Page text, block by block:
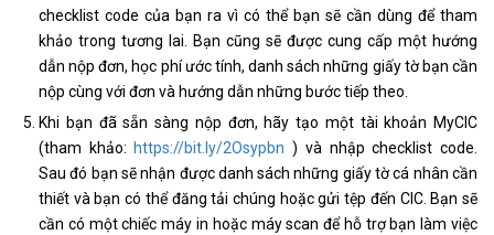
checklist code của bạn ra vì có thể bạn sẽ cần dùng để tham
khảo trong tương lai. Bạn cũng sẽ được cung cấp một hướng
dẫn nộp đơn, học phí ước tính, danh sách những giấy tờ bạn cần
nộp cùng với đơn và hướng dẫn những bước tiếp theo.
Khi bạn đã sẵn sàng nộp đơn, hãy tạo một tài khoản MyCIC
(tham khảo: https://bit.ly/2Osypbn ) và nhập checklist code.
Sau đó bạn sẽ nhận được danh sách những giấy tờ cá nhân cần
thiết và bạn có thể đăng tải chúng hoặc gửi tệp đến CIC. Bạn sẽ
cần có một chiếc máy in hoặc máy scan để hỗ trợ bạn làm việc